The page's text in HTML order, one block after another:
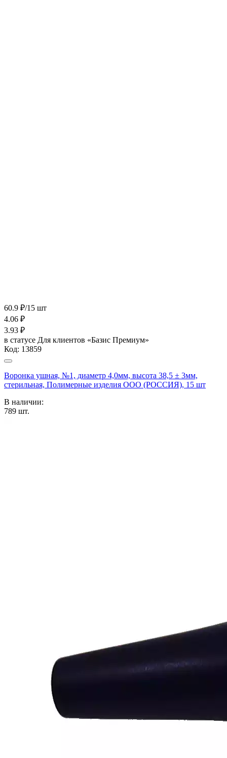
60.9 ₽/15 шт
4.06 ₽
3.93 ₽
в статусе Для клиентов «Базис Премиум»
Код: 13859
Воронка ушная, №1, диаметр 4,0мм, высота 38,5 ± 3мм,
стерильная, Полимерные изделия OOO (РОССИЯ), 15 шт
В наличии:
789 шт.